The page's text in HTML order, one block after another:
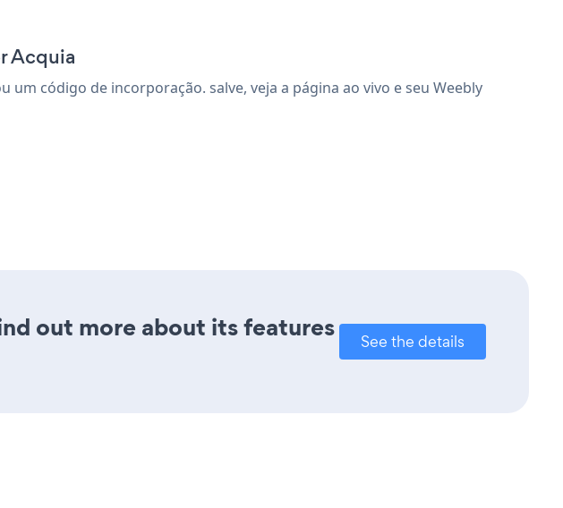
Acquia
código de incorporação. salve, veja a página ao vivo e seu Weebly
out more about its features
See the details